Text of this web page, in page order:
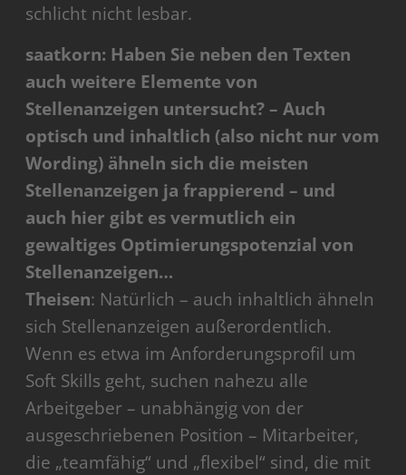
schlicht nicht lesbar.
saatkorn: Haben Sie neben den Texten
auch weitere Elemente von
Stellenanzeigen untersucht? – Auch
optisch und inhaltlich (also nicht nur vom
Wording) ähneln sich die meisten
Stellenanzeigen ja frappierend – und
auch hier gibt es vermutlich ein
gewaltiges Optimierungspotenzial von
Stellenanzeigen…
Theisen: Natürlich – auch inhaltlich ähneln
sich Stellenanzeigen außerordentlich.
Wenn es etwa im Anforderungsprofil um
Soft Skills geht, suchen nahezu alle
Arbeitgeber – unabhängig von der
ausgeschriebenen Position – Mitarbeiter,
die „teamfähig“ und „flexibel“ sind, die mit